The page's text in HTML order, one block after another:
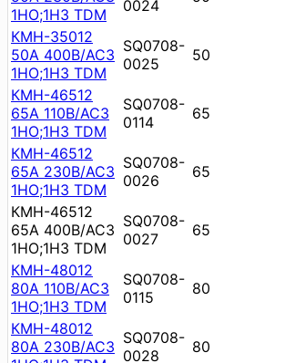
1НО;1НЗ TDM
0024
КМН-35012
50А 400В/АС3
1НО;1НЗ TDM
SQ0708-
0025
50
КМН-46512
65А 110В/АС3
1НО;1НЗ TDM
SQ0708-
0114
65
КМН-46512
65А 230В/АС3
1НО;1НЗ TDM
SQ0708-
0026
65
КМН-46512
65А 400В/АС3
1НО;1НЗ TDM
SQ0708-
0027
65
КМН-48012
80А 110В/АС3
1НО;1НЗ TDM
SQ0708-
0115
80
КМН-48012
80А 230В/АС3 SQ0708-
0028
80